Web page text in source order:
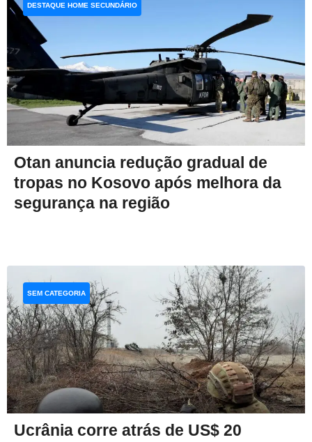
Otan anuncia redução gradual de
tropas no Kosovo após melhora da
segurança na região
DESTAQUE HOME SECUNDÁRIO
Ucrânia corre atrás de US$ 20
SEM CATEGORIA